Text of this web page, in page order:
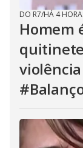
DO R7/HÁ 4
Homem